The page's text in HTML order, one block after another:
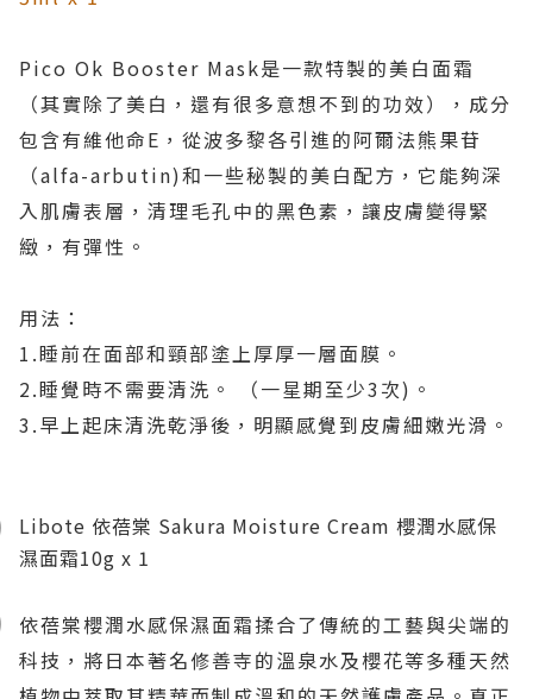
Pico Ok Booster Mask是一款特製的美白面霜
（其實除了美白，還有很多意想不到的功效），成分
包含有維他命E，從波多黎各引進的阿爾法熊果苷
（alfa-arbutin)和一些秘製的美白配方，它能夠深
入肌膚表層，清理毛孔中的黑色素，讓皮膚變得緊
緻，有彈性。
用法：
1.睡前在面部和頸部塗上厚厚一層面膜。
2.睡覺時不需要清洗。 （一星期至少3次)。
3.早上起床清洗乾淨後，明顯感覺到皮膚細嫩光滑。
Libote 依蓓棠 Sakura Moisture Cream 櫻潤水感保
濕面霜10g x 1
依蓓棠櫻潤水感保濕面霜揉合了傳統的工藝與尖端的
科技，將日本著名修善寺的溫泉水及櫻花等多種天然